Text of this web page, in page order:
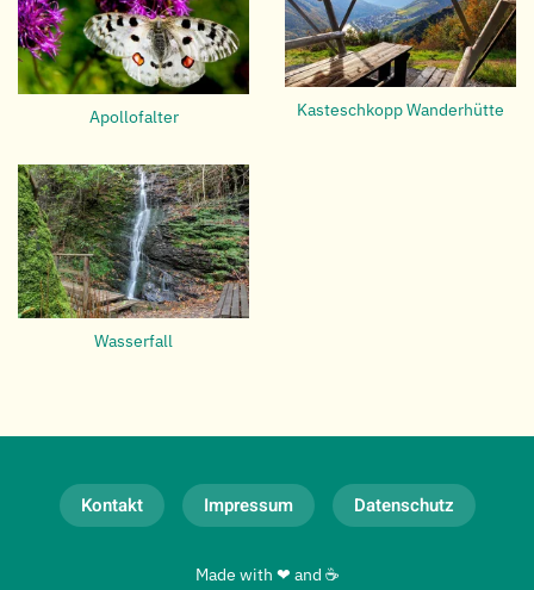
Apollofalter Kasteschkopp Wanderhütte
Wasserfall
Kontakt Impressum Datenschutz
Made with ❤ and ☕